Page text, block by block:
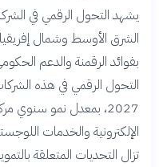
يشهد التحول الرقمي في
الشرق الأوسط وشمال
بفوائد الرقمنة والدعم
الإلكترونية والخدمات
تزال التحديات المتعلقة